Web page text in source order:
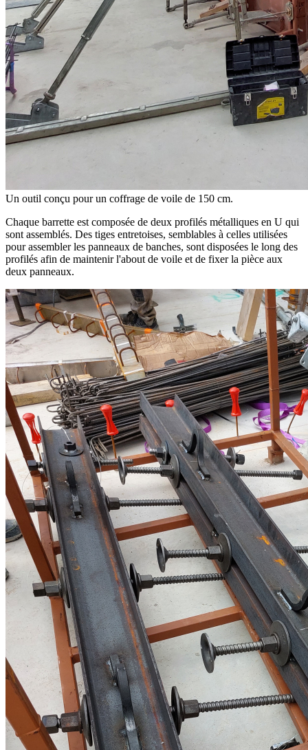
Un outil conçu pour un coffrage de voile de 150 cm.
Chaque barrette est composée de deux profilés métalliques en U qui
sont assemblés. Des tiges entretoises, semblables à celles utilisées
pour assembler les panneaux de banches, sont disposées le long des
profilés afin de maintenir l'about de voile et de fixer la pièce aux
deux panneaux.